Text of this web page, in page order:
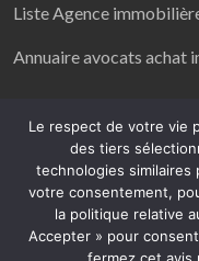
Liste Agence
Annuaire avocats achat
2026
Mentions légales-
Le respect de votre vie
des tiers
technologies
votre consentement,
la politique relative
Accepter » pour